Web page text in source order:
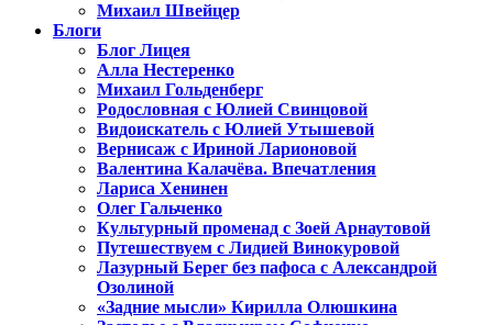
Михаил Швейцер
Блоги
Блог Лицея
Алла Нестеренко
Михаил Гольденберг
Родословная с Юлией Свинцовой
Видоискатель с Юлией Утышевой
Вернисаж с Ириной Ларионовой
Валентина Калачёва. Впечатления
Лариса Хенинен
Олег Гальченко
Культурный променад с Зоей Арнаутовой
Путешествуем с Лидией Винокуровой
Лазурный Берег без пафоса с Александрой
Озолиной
«Задние мысли» Кирилла Олюшкина